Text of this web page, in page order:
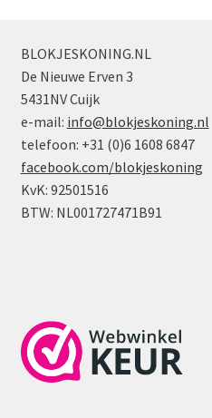
aantal
BLOKJESKONING.NL
De Nieuwe Erven 3
5431NV Cuijk
e-mail: info@blokjeskoning.nl
telefoon: +31 (0)6 1608 6847
facebook.com/blokjeskoning
KvK: 92501516
BTW: NL001727471B91